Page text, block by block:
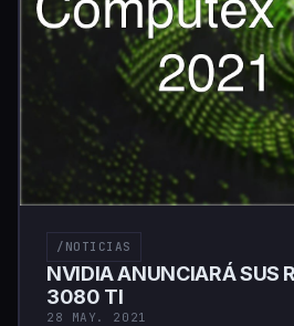
/NOTICIAS
NVIDIA ANUNCIARÁ SUS
3080 TI
28 MAY. 2021